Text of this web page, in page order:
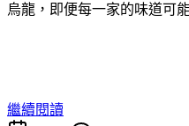
烏龍，即便每一家的味道可
繼續閱讀